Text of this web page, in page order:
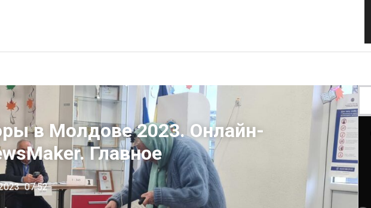
в Молдове 2023. Онлайн-
Главное
07:52